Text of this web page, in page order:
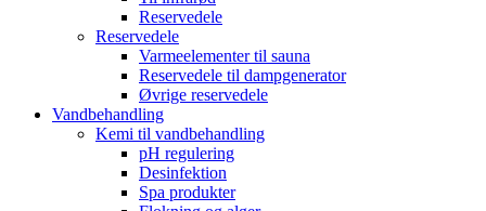
Reservedele
Reservedele
Varmeelementer til sauna
Reservedele til dampgenerator
Øvrige reservedele
Vandbehandling
Kemi til vandbehandling
pH regulering
Desinfektion
Spa produkter